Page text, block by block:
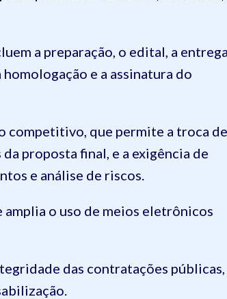
a preparação, o edital, a
e a assinatura do
competitivo, que permite a troca de
proposta final, e a exigência de
e análise de riscos.
o uso de meios eletrônicos
das contratações públicas,